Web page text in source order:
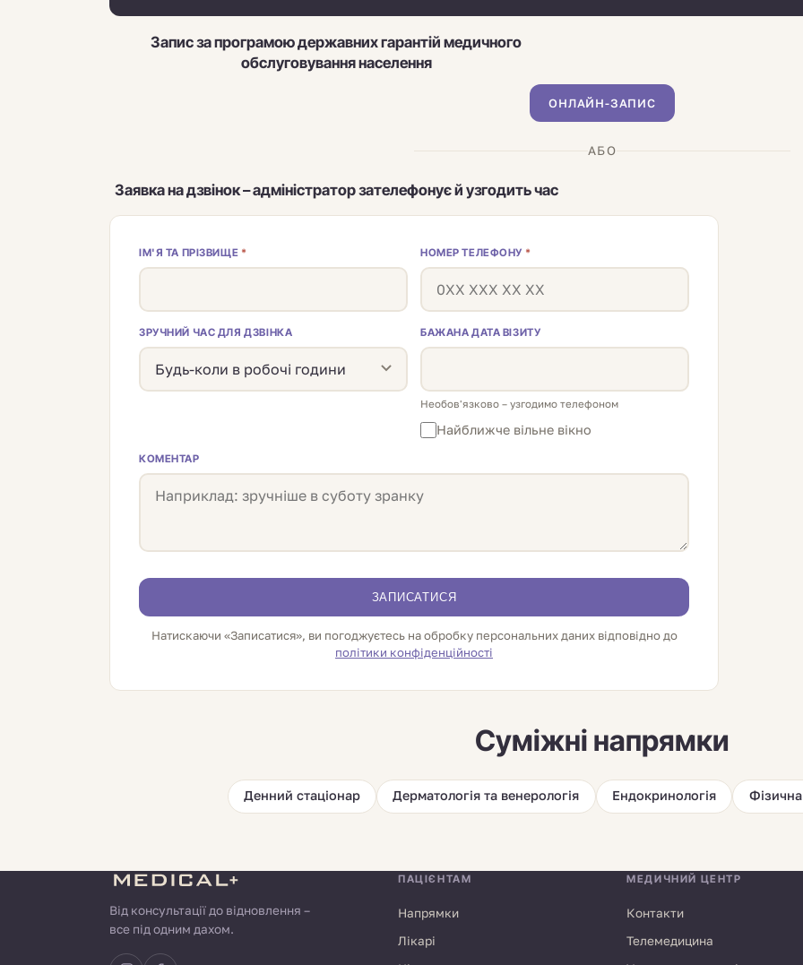
Запис за програмою державних гарантій медичного
обслуговування населення
ОНЛАЙН-ЗАПИС
АБО
Заявка на дзвінок – адміністратор зателефонує й узгодить час
ІМ'Я ТА ПРІЗВИЩЕ * НОМЕР ТЕЛЕФОНУ *
ЗРУЧНИЙ ЧАС ДЛЯ ДЗВІНКА БАЖАНА ДАТА ВІЗИТУ
Необов'язково – узгодимо телефоном
Найближче вільне вікно
КОМЕНТАР
ЗАПИСАТИСЯ
Натискаючи «Записатися», ви погоджуєтесь на обробку персональних даних відповідно до
політики конфіденційності
Суміжні напрямки
Денний стаціонар Дерматологія та венерологія Ендокринологія Фізична
Від консультації до відновлення –
все під одним дахом.
ПАЦІЄНТАМ
Напрямки
Лікарі
МЕДИЧНИЙ ЦЕНТР
Контакти
Телемедицина